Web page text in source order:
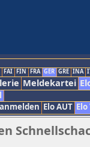
FAI FIN FRA GER GRE INA
Meldekartei
Elo AUT